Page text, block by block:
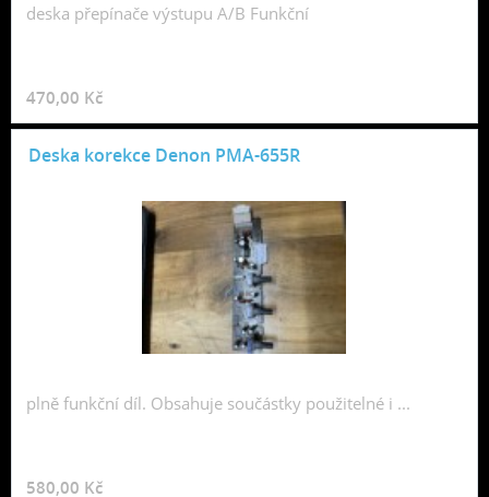
deska přepínače výstupu A/B Funkční
470,00 Kč
Deska korekce Denon PMA-655R
plně funkční díl. Obsahuje součástky použitelné i ...
580,00 Kč